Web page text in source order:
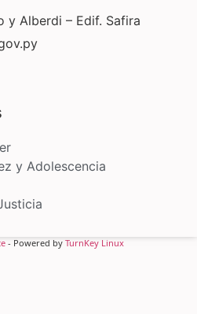
y Alberdi – Edif. Safira
y Adolescencia
- Powered by TurnKey Linux